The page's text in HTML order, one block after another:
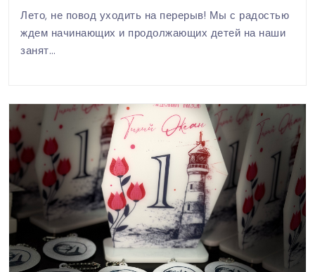
Лето, не повод уходить на перерыв! Мы с радостью
ждем начинающих и продолжающих детей на наши
занят…